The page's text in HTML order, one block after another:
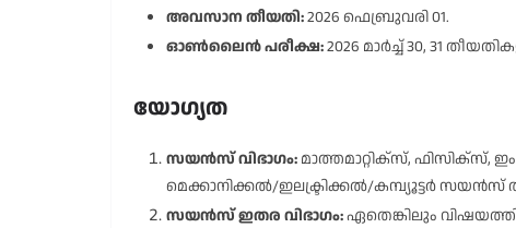
അവസാന തീയതി:2026 ഫെബ്രുവരി 01.
ഓൺലൈൻ പരീക്ഷ:2026 മാർച്ച് 30, 31
യോഗ്യത
സയൻസ് വിഭാഗം: മാത്തമാറ്റിക്സ്, ഫിസിക്സ്,
മെക്കാനിക്കൽ/ഇലക്ട്രിക്കൽ/കമ്പ്യൂട്ടർ സയൻസ്
സയൻസ് ഇതര വിഭാഗം:ഏതെങ്കിലും